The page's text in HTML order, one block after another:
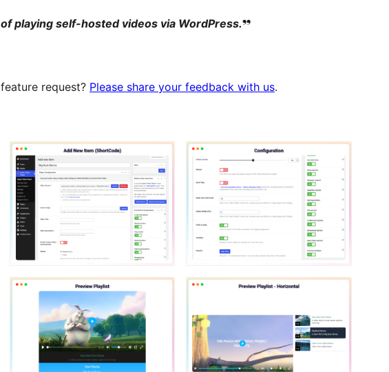
playing self-hosted videos via WordPress.❜❜
request? Please share your feedback with us.